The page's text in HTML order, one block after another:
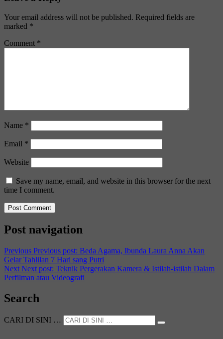
Your email address will not be published. Required fields are
marked *
Comment *
Name *
Email *
Website
Save my name, email, and website in this browser for the next
time I comment.
Post navigation
Previous Previous post: Beda Agama, Ibunda Laura Anna Akan
Gelar Tahlilan 7 Hari sang Putri
Next Next post: Teknik Pergerakan Kamera & Istilah-istilah Dalam
Perfilman atau Videografi
Search
CARI DI SINI …